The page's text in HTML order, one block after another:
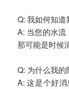
Q: 我如何知道
A: 当您的水流
那可能是时候
Q: 为什么我的
A: 这是个好